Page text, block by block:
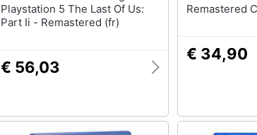
Playstation 5 The Last Of Us:
Part Ii - Remastered (fr)
€ 56,03
Remastered
€ 34,90